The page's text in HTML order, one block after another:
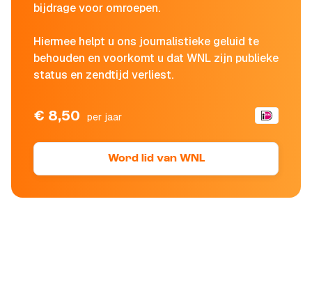
bijdrage voor omroepen.
Hiermee helpt u ons journalistieke geluid te
behouden en voorkomt u dat WNL zijn publieke
status en zendtijd verliest.
€ 8,50 per jaar
Word lid van WNL